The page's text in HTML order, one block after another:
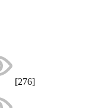
[276]